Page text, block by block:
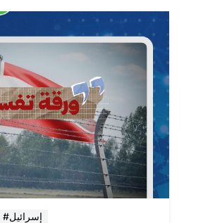
#إسرائيل